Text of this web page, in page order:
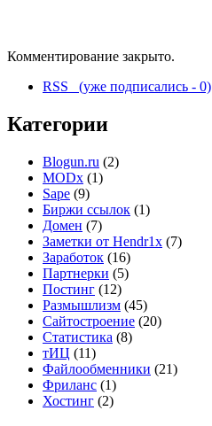
Комментирование закрыто.
RSS (уже подписались - 0)
Категории
Blogun.ru (2)
MODx (1)
Sape (9)
Биржи ссылок (1)
Домен (7)
Заметки от Hendr1x (7)
Заработок (16)
Партнерки (5)
Постинг (12)
Размышлизм (45)
Сайтостроение (20)
Статистика (8)
тИЦ (11)
Файлообменники (21)
Фриланс (1)
Хостинг (2)